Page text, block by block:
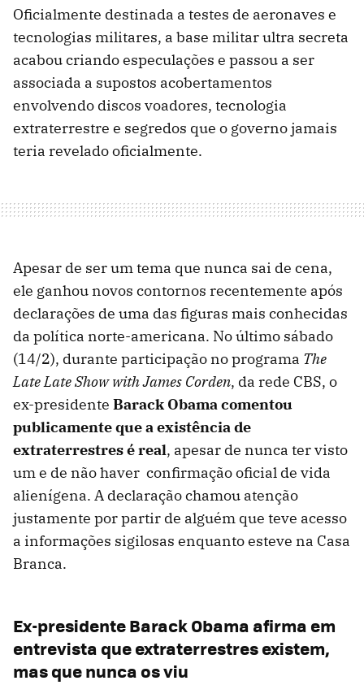
Oficialmente destinada a testes de aeronaves e
tecnologias militares, a base militar ultra secreta
acabou criando especulações e passou a ser
associada a supostos acobertamentos
envolvendo discos voadores, tecnologia
extraterrestre e segredos que o governo jamais
teria revelado oficialmente.
Apesar de ser um tema que nunca sai de cena,
ele ganhou novos contornos recentemente após
declarações de uma das figuras mais conhecidas
da política norte-americana. No último sábado
(14/2), durante participação no programa The
Late Late Show with James Corden, da rede CBS, o
ex-presidente Barack Obama comentou
publicamente que a existência de
extraterrestres é real, apesar de nunca ter visto
um e de não haver confirmação oficial de vida
alienígena. A declaração chamou atenção
justamente por partir de alguém que teve acesso
a informações sigilosas enquanto esteve na Casa
Branca.
Ex-presidente Barack Obama afirma em
entrevista que extraterrestres existem,
mas que nunca os viu